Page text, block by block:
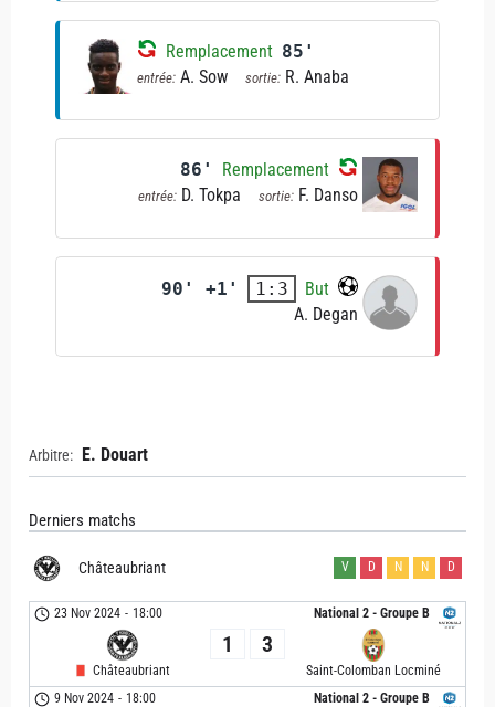
Remplacement 85'
entrée: A. Sow sortie: R. Anaba
86' Remplacement
entrée: D. Tokpa sortie: F. Danso
90' +1' 1:3
But
A. Degan
Arbitre: E. Douart
Derniers matchs
Châteaubriant V D N N D
National 2 - Groupe B
23 Nov 2024 - 18:00
Châteaubriant
1 3
Saint-Colomban Locminé
National 2 - Groupe B
9 Nov 2024 - 18:00